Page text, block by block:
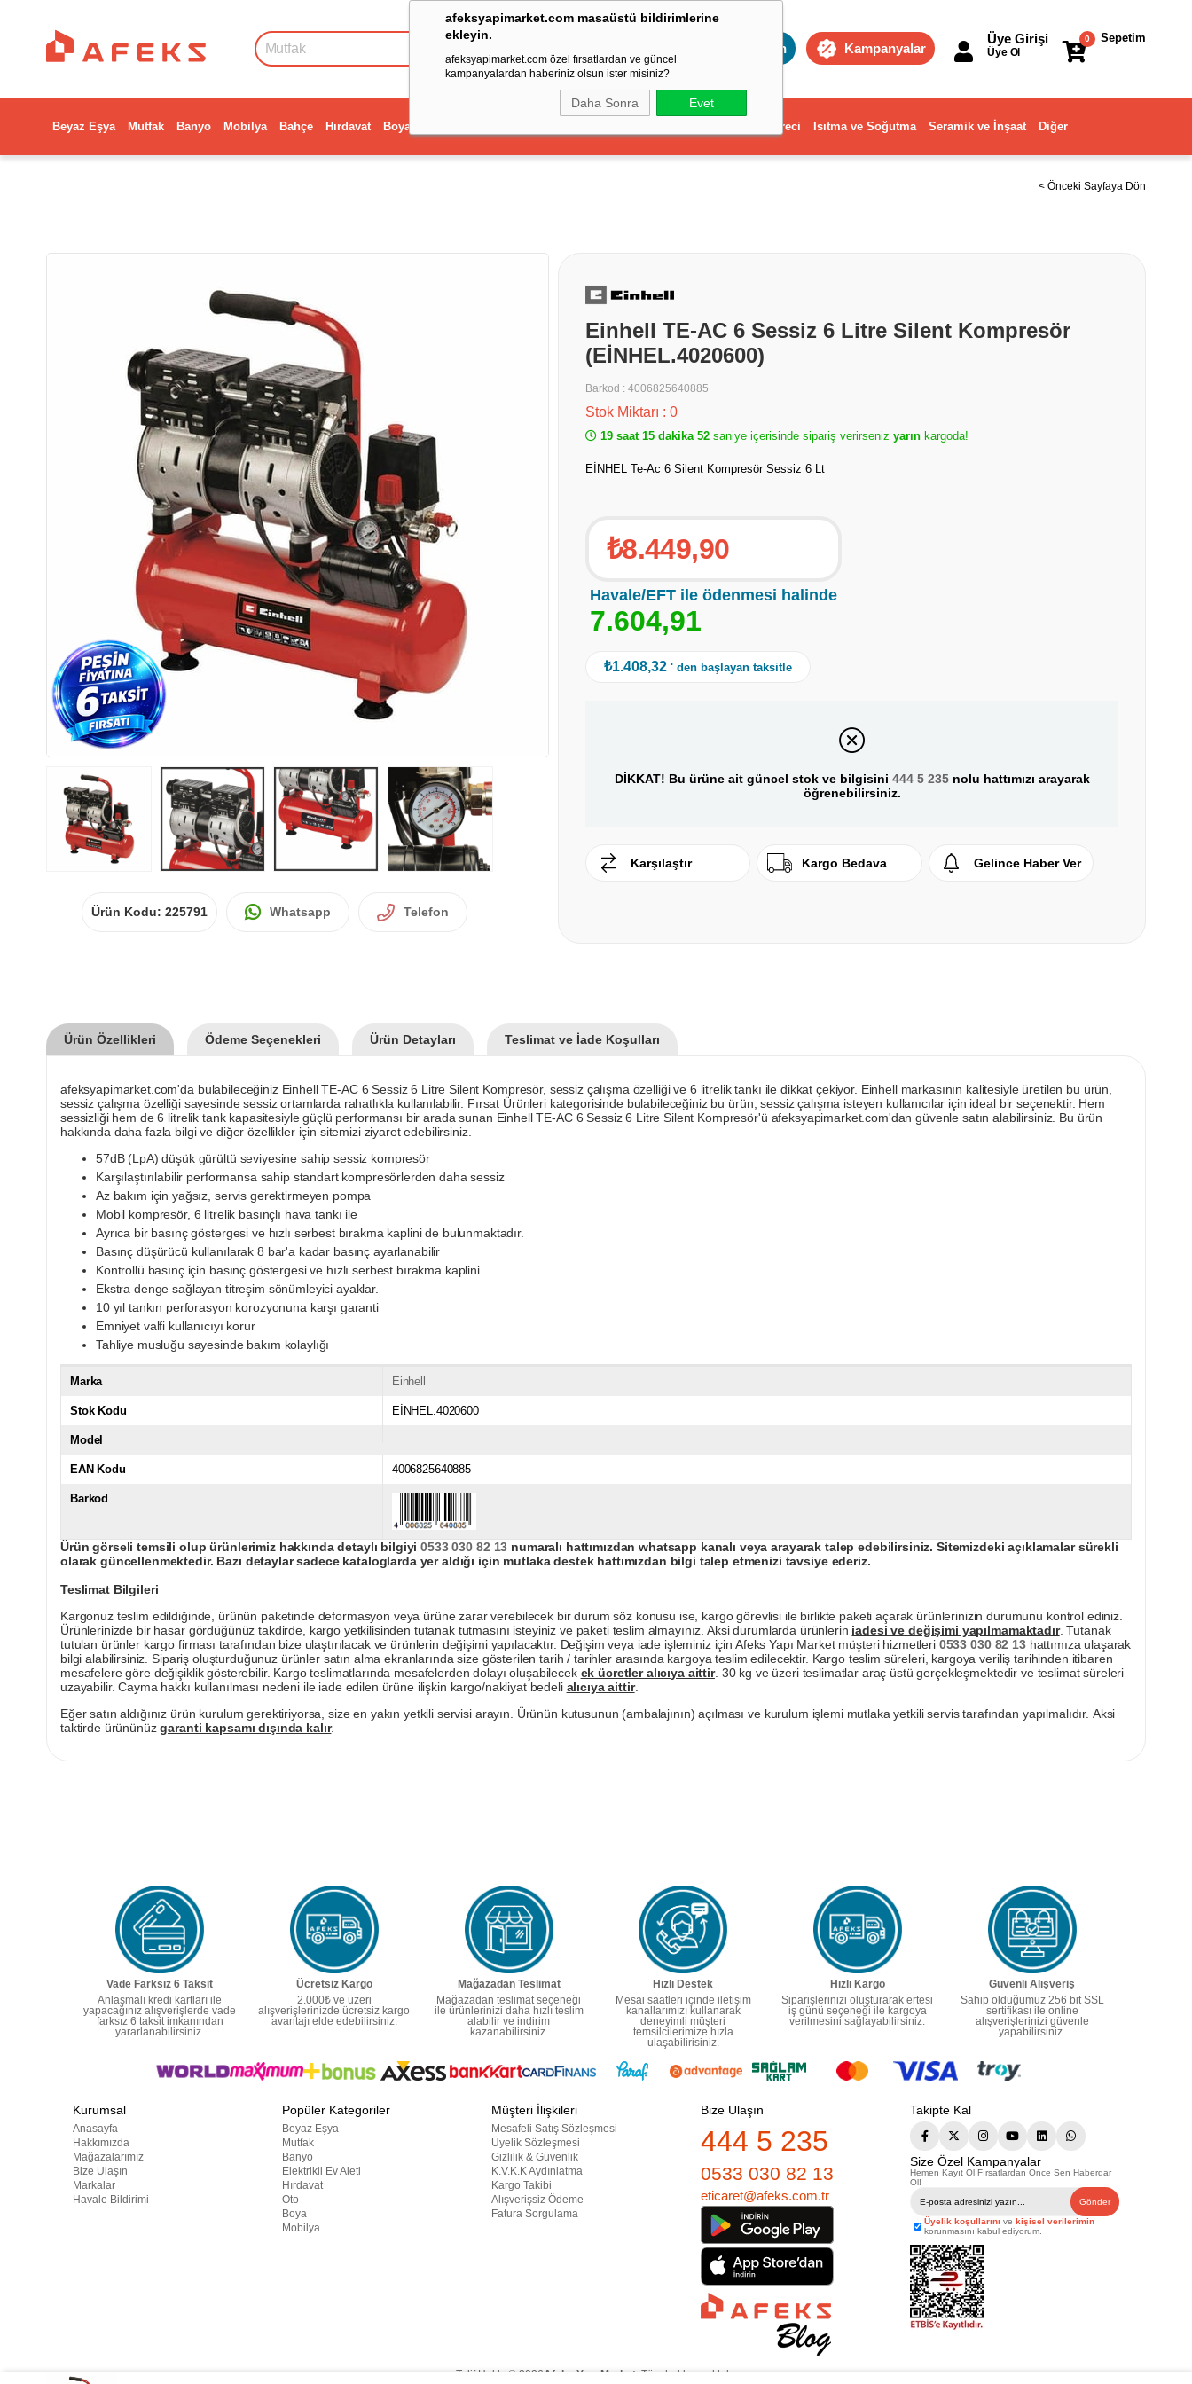
afeksyapimarket.com masaüstü bildirimlerine
ekleyin.
afeksyapimarket.com özel fırsatlardan ve güncel
kampanyalardan haberiniz olsun ister misiniz?
Daha Sonra Evet
Toptan Kampanyalar
Sepetim
0
Üye Girişi
Üye Ol
Beyaz Eşya Mutfak Banyo Mobilya Bahçe Hırdavat Boya Dekorasyon ve Ev Gereci Isıtma ve Soğutma Seramik ve İnşaat Diğer
< Önceki Sayfaya Dön
Ürün Kodu: 225791 Whatsapp Telefon
Einhell TE-AC 6 Sessiz 6 Litre Silent Kompresör
(EİNHEL.4020600)
Barkod : 4006825640885
Stok Miktarı : 0
19 saat 15 dakika 52 saniye içerisinde sipariş verirseniz yarın kargoda!
EİNHEL Te-Ac 6 Silent Kompresör Sessiz 6 Lt
₺8.449,90
Havale/EFT ile ödenmesi halinde
7.604,91
₺1.408,32 ' den başlayan taksitle
DİKKAT! Bu ürüne ait güncel stok ve bilgisini 444 5 235nolu hattımızı arayarak
öğrenebilirsiniz.
Karşılaştır Kargo Bedava Gelince Haber Ver
Ürün Özellikleri Ödeme Seçenekleri Ürün Detayları Teslimat ve İade Koşulları
afeksyapimarket.com'da bulabileceğiniz Einhell TE-AC 6 Sessiz 6 Litre Silent Kompresör, sessiz çalışma özelliği ve 6 litrelik tankı ile dikkat çekiyor. Einhell markasının kalitesiyle üretilen bu ürün,
sessiz çalışma özelliği sayesinde sessiz ortamlarda rahatlıkla kullanılabilir. Fırsat Ürünleri kategorisinde bulabileceğiniz bu ürün, sessiz çalışma isteyen kullanıcılar için ideal bir seçenektir. Hem
sessizliği hem de 6 litrelik tank kapasitesiyle güçlü performansı bir arada sunan Einhell TE-AC 6 Sessiz 6 Litre Silent Kompresör'ü afeksyapimarket.com'dan güvenle satın alabilirsiniz. Bu ürün
hakkında daha fazla bilgi ve diğer özellikler için sitemizi ziyaret edebilirsiniz.
57dB (LpA) düşük gürültü seviyesine sahip sessiz kompresör
Karşılaştırılabilir performansa sahip standart kompresörlerden daha sessiz
Az bakım için yağsız, servis gerektirmeyen pompa
Mobil kompresör, 6 litrelik basınçlı hava tankı ile
Ayrıca bir basınç göstergesi ve hızlı serbest bırakma kaplini de bulunmaktadır.
Basınç düşürücü kullanılarak 8 bar'a kadar basınç ayarlanabilir
Kontrollü basınç için basınç göstergesi ve hızlı serbest bırakma kaplini
Ekstra denge sağlayan titreşim sönümleyici ayaklar.
10 yıl tankın perforasyon korozyonuna karşı garanti
Emniyet valfi kullanıcıyı korur
Tahliye musluğu sayesinde bakım kolaylığı
Marka Einhell
Stok Kodu EİNHEL.4020600
Model
EAN Kodu 4006825640885
Barkod
Ürün görseli temsili olup ürünlerimiz hakkında detaylı bilgiyi0533 030 82 13 numaralı hattımızdan whatsapp kanalı veya arayarak talep edebilirsiniz. Sitemizdeki açıklamalar sürekli
olarak güncellenmektedir. Bazı detaylar sadece kataloglarda yer aldığı için mutlaka destek hattımızdan bilgi talep etmenizi tavsiye ederiz.
Teslimat Bilgileri
Kargonuz teslim edildiğinde, ürünün paketinde deformasyon veya ürüne zarar verebilecek bir durum söz konusu ise, kargo görevlisi ile birlikte paketi açarak ürünlerinizin durumunu kontrol ediniz.
Ürünlerinizde bir hasar gördüğünüz takdirde, kargo yetkilisinden tutanak tutmasını isteyiniz ve paketi teslim almayınız. Aksi durumlarda ürünlerin iadesi ve değişimi yapılmamaktadır. Tutanak
tutulan ürünler kargo firması tarafından bize ulaştırılacak ve ürünlerin değişimi yapılacaktır. Değişim veya iade işleminiz için Afeks Yapı Market müşteri hizmetleri 0533 030 82 13hattımıza ulaşarak
bilgi alabilirsiniz. Sipariş oluşturduğunuz ürünler satın alma ekranlarında size gösterilen tarih / tarihler arasında kargoya teslim edilecektir. Kargo teslim süreleri, kargoya veriliş tarihinden itibaren
mesafelere göre değişiklik gösterebilir. Kargo teslimatlarında mesafelerden dolayı oluşabilecek ek ücretler alıcıya aittir. 30 kg ve üzeri teslimatlar araç üstü gerçekleşmektedir ve teslimat süreleri
uzayabilir. Cayma hakkı kullanılması nedeni ile iade edilen ürüne ilişkin kargo/nakliyat bedeli alıcıya aittir.
Eğer satın aldığınız ürün kurulum gerektiriyorsa, size en yakın yetkili servisi arayın. Ürünün kutusunun (ambalajının) açılması ve kurulum işlemi mutlaka yetkili servis tarafından yapılmalıdır. Aksi
taktirde ürününüzgaranti kapsamı dışında kalır.
Vade Farksız 6 Taksit
Anlaşmalı kredi kartları ile
yapacağınız alışverişlerde vade
farksız 6 taksit imkanından
yararlanabilirsiniz.
Ücretsiz Kargo
2.000₺ ve üzeri
alışverişlerinizde ücretsiz kargo
avantajı elde edebilirsiniz.
Mağazadan Teslimat
Mağazadan teslimat seçeneği
ile ürünlerinizi daha hızlı teslim
alabilir ve indirim
kazanabilirsiniz.
Hızlı Destek
Mesai saatleri içinde iletişim
kanallarımızı kullanarak
deneyimli müşteri
temsilcilerimize hızla
ulaşabilirisiniz.
Hızlı Kargo
Siparişlerinizi oluşturarak ertesi
iş günü seçeneği ile kargoya
verilmesini sağlayabilirsiniz.
Güvenli Alışveriş
Sahip olduğumuz 256 bit SSL
sertifikası ile online
alışverişlerinizi güvenle
yapabilirsiniz.
Kurumsal
Anasayfa
Hakkımızda
Mağazalarımız
Bize Ulaşın
Markalar
Havale Bildirimi
Popüler Kategoriler
Beyaz Eşya
Mutfak
Banyo
Elektrikli Ev Aleti
Hırdavat
Oto
Boya
Mobilya
Müşteri İlişkileri
Mesafeli Satış Sözleşmesi
Üyelik Sözleşmesi
Gizlilik & Güvenlik
K.V.K.K Aydınlatma
Kargo Takibi
Alışverişsiz Ödeme
Fatura Sorgulama
Bize Ulaşın
444 5 235
0533 030 82 13
eticaret@afeks.com.tr
Takipte Kal
Size Özel Kampanyalar
Hemen Kayıt Ol Fırsatlardan Önce Sen Haberdar
Ol!
Gönder
Üyelik koşullarını ve kişisel verilerimin
korunmasını kabul ediyorum.
Telif Hakkı © 2026 Afeks Yapı Market . Tüm hakları saklıdır.